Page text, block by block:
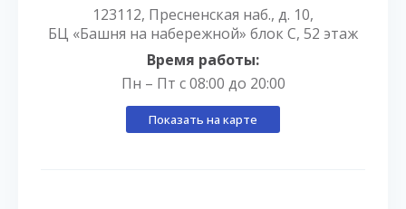
123112, Пресненская наб., д. 10,
БЦ «Башня на набережной» блок С, 52 этаж
Время работы:
Пн – Пт с 08:00 до 20:00
Показать на карте